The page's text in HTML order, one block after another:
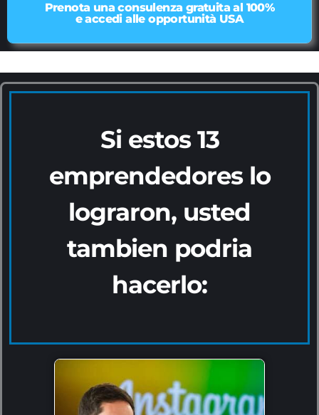
Prenota una consulenza gratuita al 100%
e accedi alle opportunità USA
Si estos 13
emprendedores lo
lograron, usted
tambien podria
hacerlo: